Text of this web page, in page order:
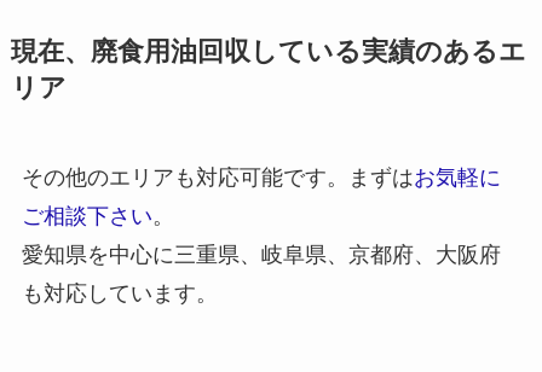
現在、廃食用油回収している実績のあるエ
リア
その他のエリアも対応可能です。まずはお気軽に
ご相談下さい。
愛知県を中心に三重県、岐阜県、京都府、大阪府
も対応しています。